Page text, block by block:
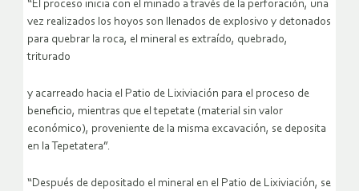
“El proceso inicia con el minado a través de la perforación, una
vez realizados los hoyos son llenados de explosivo y detonados
para quebrar la roca, el mineral es extraído, quebrado,
triturado
y acarreado hacia el Patio de Lixiviación para el proceso de
beneficio, mientras que el tepetate (material sin valor
económico), proveniente de la misma excavación, se deposita
en la Tepetatera”.
“Después de depositado el mineral en el Patio de Lixiviación, se